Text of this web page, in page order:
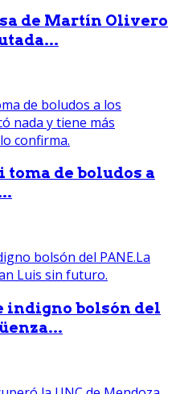
de Martín Olivero
toma de boludos a
indigno bolsón del